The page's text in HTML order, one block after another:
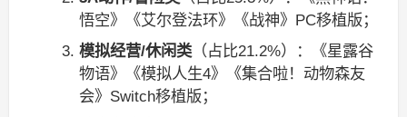
悟空》《艾尔登法环》《战神》PC移植版；
模拟经营/休闲类 （占比21.2%）：《星露谷
物语》《模拟人生4》《集合啦！动物森友
会》Switch移植版；